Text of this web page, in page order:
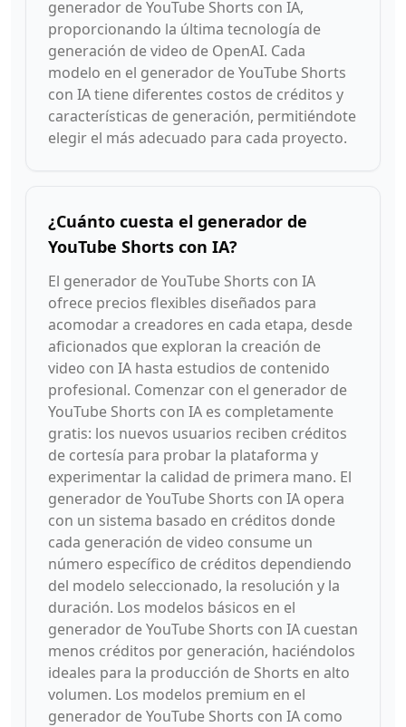
generador de YouTube Shorts con IA,
proporcionando la última tecnología de
generación de video de OpenAI. Cada
modelo en el generador de YouTube Shorts
con IA tiene diferentes costos de créditos y
características de generación, permitiéndote
elegir el más adecuado para cada proyecto.
¿Cuánto cuesta el generador de
YouTube Shorts con IA?
El generador de YouTube Shorts con IA
ofrece precios flexibles diseñados para
acomodar a creadores en cada etapa, desde
aficionados que exploran la creación de
video con IA hasta estudios de contenido
profesional. Comenzar con el generador de
YouTube Shorts con IA es completamente
gratis: los nuevos usuarios reciben créditos
de cortesía para probar la plataforma y
experimentar la calidad de primera mano. El
generador de YouTube Shorts con IA opera
con un sistema basado en créditos donde
cada generación de video consume un
número específico de créditos dependiendo
del modelo seleccionado, la resolución y la
duración. Los modelos básicos en el
generador de YouTube Shorts con IA cuestan
menos créditos por generación, haciéndolos
ideales para la producción de Shorts en alto
volumen. Los modelos premium en el
generador de YouTube Shorts con IA como